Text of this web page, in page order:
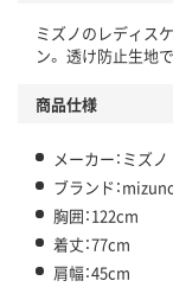
ミズノのレディス
ン。 透け防止生地
商品仕様
メーカー：ミズノ
ブランド：
胸囲：122cm
着丈：77cm
肩幅：45cm